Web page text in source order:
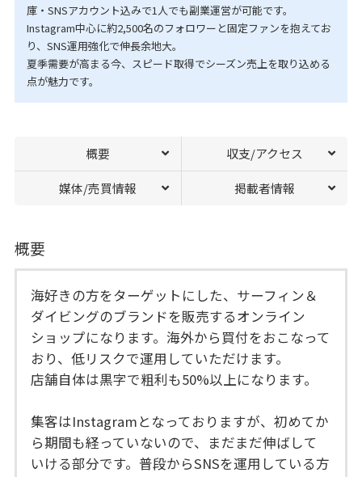
庫・SNSアカウント込みで1人でも副業運営が可能です。
Instagram中心に約2,500名のフォロワーと固定ファンを抱えてお
り、SNS運用強化で伸長余地大。
夏季需要が高まる今、スピード取得でシーズン売上を取り込める
点が魅力です。
概要 収支/アクセス
媒体/売買情報 掲載者情報
概要
海好きの方をターゲットにした、サーフィン＆
ダイビングのブランドを販売するオンライン
ショップになります。海外から買付をおこなって
おり、低リスクで運用していただけます。
店舗自体は黒字で粗利も50%以上になります。
集客はInstagramとなっておりますが、初めてか
ら期間も経っていないので、まだまだ伸ばして
いける部分です。普段からSNSを運用している方